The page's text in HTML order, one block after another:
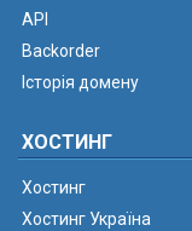
API
Backorder
Історія домену
ХОСТИНГ
Хостинг
Хостинг Україна